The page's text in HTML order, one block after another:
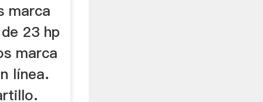
marca
23 hp
marca
línea.